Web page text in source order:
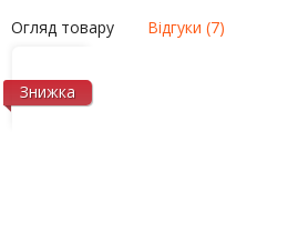
Огляд товару Відгуки (7)
Знижка